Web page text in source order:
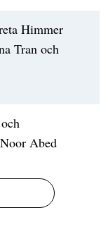
Himmer
Tran och
Abed